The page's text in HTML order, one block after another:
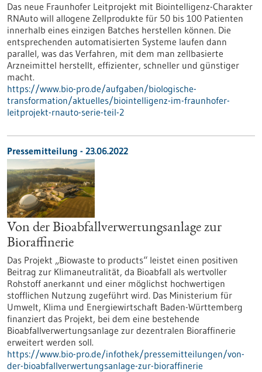
Das neue Fraunhofer Leitprojekt mit Biointelligenz-Charakter
RNAuto will allogene Zellprodukte für 50 bis 100 Patienten
innerhalb eines einzigen Batches herstellen können. Die
entsprechenden automatisierten Systeme laufen dann
parallel, was das Verfahren, mit dem man zellbasierte
Arzneimittel herstellt, effizienter, schneller und günstiger
macht.
https://www.bio-pro.de/aufgaben/biologische-
transformation/aktuelles/biointelligenz-im-fraunhofer-
leitprojekt-rnauto-serie-teil-2
Pressemitteilung - 23.06.2022
Von der Bioabfallverwertungsanlage zur
Bioraffinerie
Das Projekt „Biowaste to products“ leistet einen positiven
Beitrag zur Klimaneutralität, da Bioabfall als wertvoller
Rohstoff anerkannt und einer möglichst hochwertigen
stofflichen Nutzung zugeführt wird. Das Ministerium für
Umwelt, Klima und Energiewirtschaft Baden-Württemberg
finanziert das Projekt, bei dem eine bestehende
Bioabfallverwertungsanlage zur dezentralen Bioraffinerie
erweitert werden soll.
https://www.bio-pro.de/infothek/pressemitteilungen/von-
der-bioabfallverwertungsanlage-zur-bioraffinerie